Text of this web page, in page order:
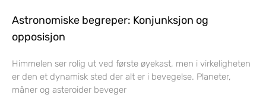
Astronomiske begreper: Konjunksjon og
opposisjon
Himmelen ser rolig ut ved første øyekast, men i virkeligheten
er den et dynamisk sted der alt er i bevegelse. Planeter,
måner og asteroider beveger